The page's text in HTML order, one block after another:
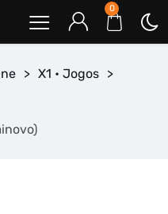
0
> X1 • Jogos >